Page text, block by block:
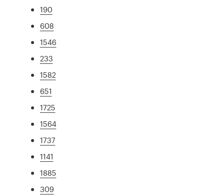
190
608
1546
233
1582
651
1725
1564
1737
1141
1885
309